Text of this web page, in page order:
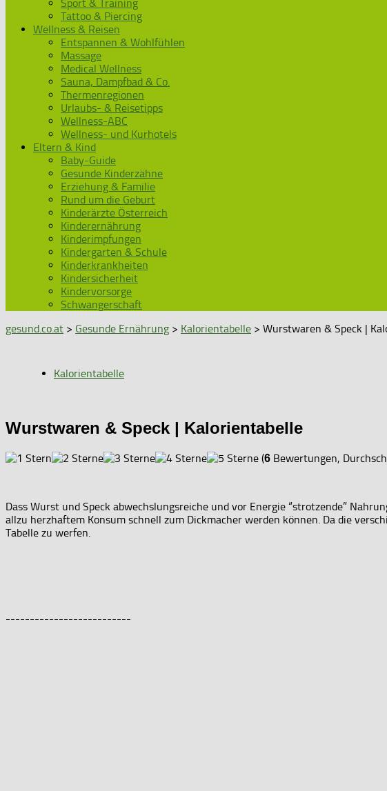
Sport & Training
Tattoo & Piercing
Wellness & Reisen
Entspannen & Wohlfühlen
Massage
Medical Wellness
Sauna, Dampfbad & Co.
Thermenregionen
Urlaubs- & Reisetipps
Wellness-ABC
Wellness- und Kurhotels
Eltern & Kind
Baby-Guide
Gesunde Kinderzähne
Erziehung & Familie
Rund um die Geburt
Kinderärzte Österreich
Kinderernährung
Kinderimpfungen
Kindergarten & Schule
Kinderkrankheiten
Kindersicherheit
Kindervorsorge
Schwangerschaft
gesund.co.at > Gesunde Ernährung > Kalorientabelle > Wurstwaren & Speck |
Kalorientabelle
Wurstwaren & Speck | Kalorientabelle
(6 Bewertungen,
Dass Wurst und Speck abwechslungsreiche und vor Energie “strotzende”
allzu herzhaftem Konsum schnell zum Dickmacher werden können. Da die
Tabelle zu werfen.
--------------------------